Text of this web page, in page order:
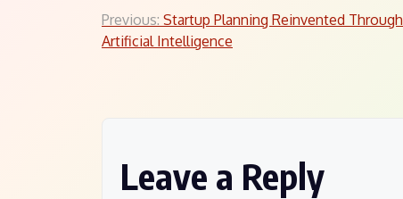
Post
Previous: Startup Planning Reinvented Through
Artificial Intelligence
Leave a Reply